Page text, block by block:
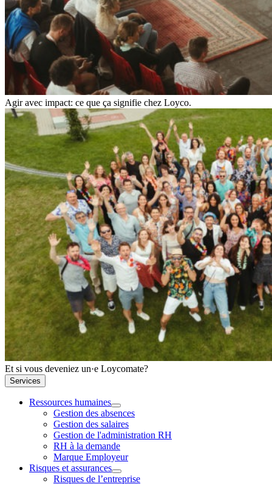
Agir avec impact: ce que ça signifie chez Loyco.
Et si vous deveniez un·e Loycomate?
Services
Ressources humaines
Gestion des absences
Gestion des salaires
Gestion de l'administration RH
RH à la demande
Marque Employeur
Risques et assurances
Risques de l’entreprise